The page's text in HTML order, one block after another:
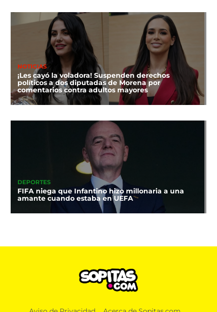
NOTICIAS
¡Les cayó la voladora! Suspenden derechos
políticos a dos diputadas de Morena por
comentarios contra adultos mayores
DEPORTES
FIFA niega que Infantino hizo millonaria a una
amante cuando estaba en UEFA